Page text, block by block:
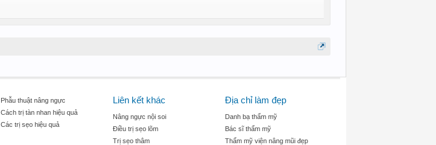
Phẫu thuật nâng ngực
Cách trị tàn nhan hiệu quả
Các trị sẹo hiệu quả
Liên kết khác
Nâng ngực nội soi
Điều trị sẹo lõm
Trị sẹo thâm
Địa chỉ làm đẹp
Danh bạ thẩm mỹ
Bác sĩ thẩm mỹ
Thẩm mỹ viện nâng mũi đẹp